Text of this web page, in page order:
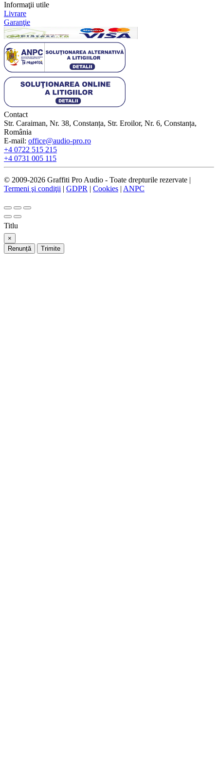
Informaţii utile
Livrare
Garanţie
Contact
Str. Caraiman, Nr. 38, Constanța, Str. Eroilor, Nr. 6, Constanța,
România
E-mail: office@audio-pro.ro
+4 0722 515 215
+4 0731 005 115
© 2009-2026 Graffiti Pro Audio - Toate drepturile rezervate |
Termeni şi condiţii | GDPR | Cookies | ANPC
Titlu
×
Renunță